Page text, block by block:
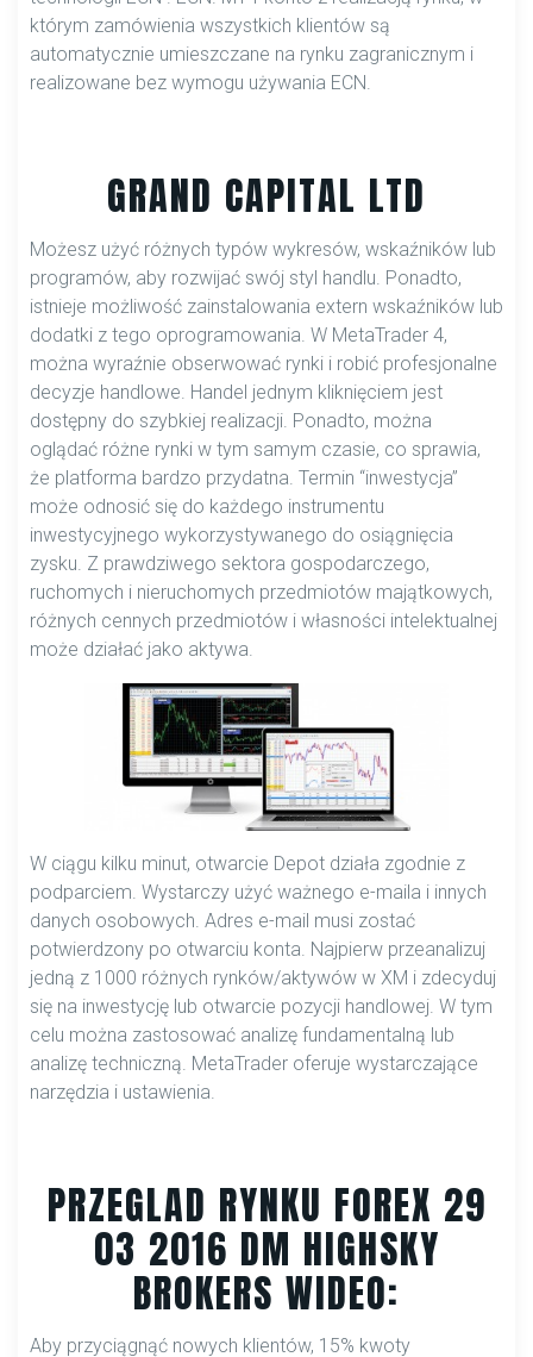
którym zamówienia wszystkich klientów są
automatycznie umieszczane na rynku zagranicznym i
realizowane bez wymogu używania ECN.
GRAND CAPITAL LTD
Możesz użyć różnych typów wykresów, wskaźników lub
programów, aby rozwijać swój styl handlu. Ponadto,
istnieje możliwość zainstalowania extern wskaźników lub
dodatki z tego oprogramowania. W MetaTrader 4,
można wyraźnie obserwować rynki i robić profesjonalne
decyzje handlowe. Handel jednym kliknięciem jest
dostępny do szybkiej realizacji. Ponadto, można
oglądać różne rynki w tym samym czasie, co sprawia,
że platforma bardzo przydatna. Termin “inwestycja”
może odnosić się do każdego instrumentu
inwestycyjnego wykorzystywanego do osiągnięcia
zysku. Z prawdziwego sektora gospodarczego,
ruchomych i nieruchomych przedmiotów majątkowych,
różnych cennych przedmiotów i własności intelektualnej
może działać jako aktywa.
W ciągu kilku minut, otwarcie Depot działa zgodnie z
podparciem. Wystarczy użyć ważnego e-maila i innych
danych osobowych. Adres e-mail musi zostać
potwierdzony po otwarciu konta. Najpierw przeanalizuj
jedną z 1000 różnych rynków/aktywów w XM i zdecyduj
się na inwestycję lub otwarcie pozycji handlowej. W tym
celu można zastosować analizę fundamentalną lub
analizę techniczną. MetaTrader oferuje wystarczające
narzędzia i ustawienia.
PRZEGLAD RYNKU FOREX 29
03 2016 DM HIGHSKY
BROKERS WIDEO:
Aby przyciągnąć nowych klientów, 15% kwoty